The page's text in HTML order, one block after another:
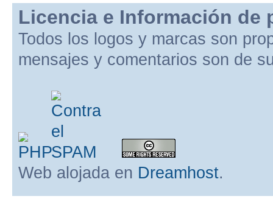
Licencia e Información de
Todos los logos y marcas son
mensajes y comentarios son de
Web alojada en Dreamhost.